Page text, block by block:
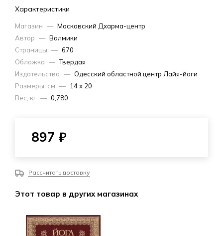
Характеристики
Магазин — Московский Дхарма-центр
Автор — Валмики
Страницы — 670
Обложка — Твердая
Издательство — Одесский областной центр Лайя-йоги
Размеры, см —
14 х 20
Вес, кг — 0,780
897 ₽
Рассчитать доставку
Этот товар в других магазинах